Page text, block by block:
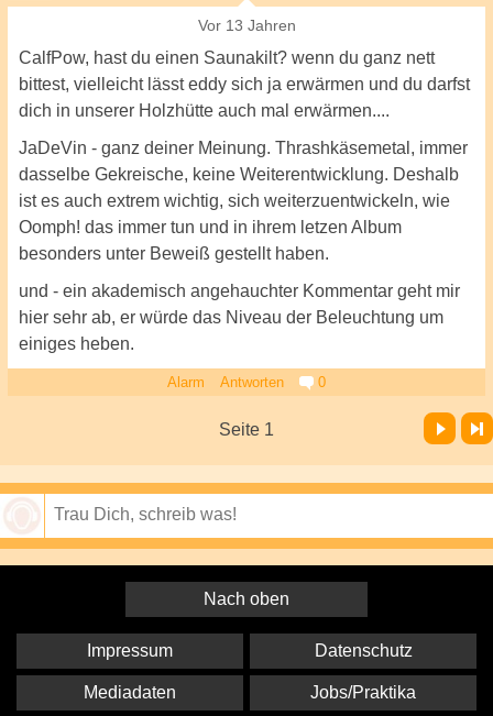
Vor 13 Jahren
CalfPow, hast du einen Saunakilt? wenn du ganz nett
bittest, vielleicht lässt eddy sich ja erwärmen und du darfst
dich in unserer Holzhütte auch mal erwärmen....
JaDeVin - ganz deiner Meinung. Thrashkäsemetal, immer
dasselbe Gekreische, keine Weiterentwicklung. Deshalb
ist es auch extrem wichtig, sich weiterzuentwickeln, wie
Oomph! das immer tun und in ihrem letzen Album
besonders unter Beweiß gestellt haben.
und - ein akademisch angehauchter Kommentar geht mir
hier sehr ab, er würde das Niveau der Beleuchtung um
einiges heben.
Alarm Antworten 0
Seite 1
Vor Letzte Seite
Nach oben
Impressum Datenschutz
Mediadaten Jobs/Praktika